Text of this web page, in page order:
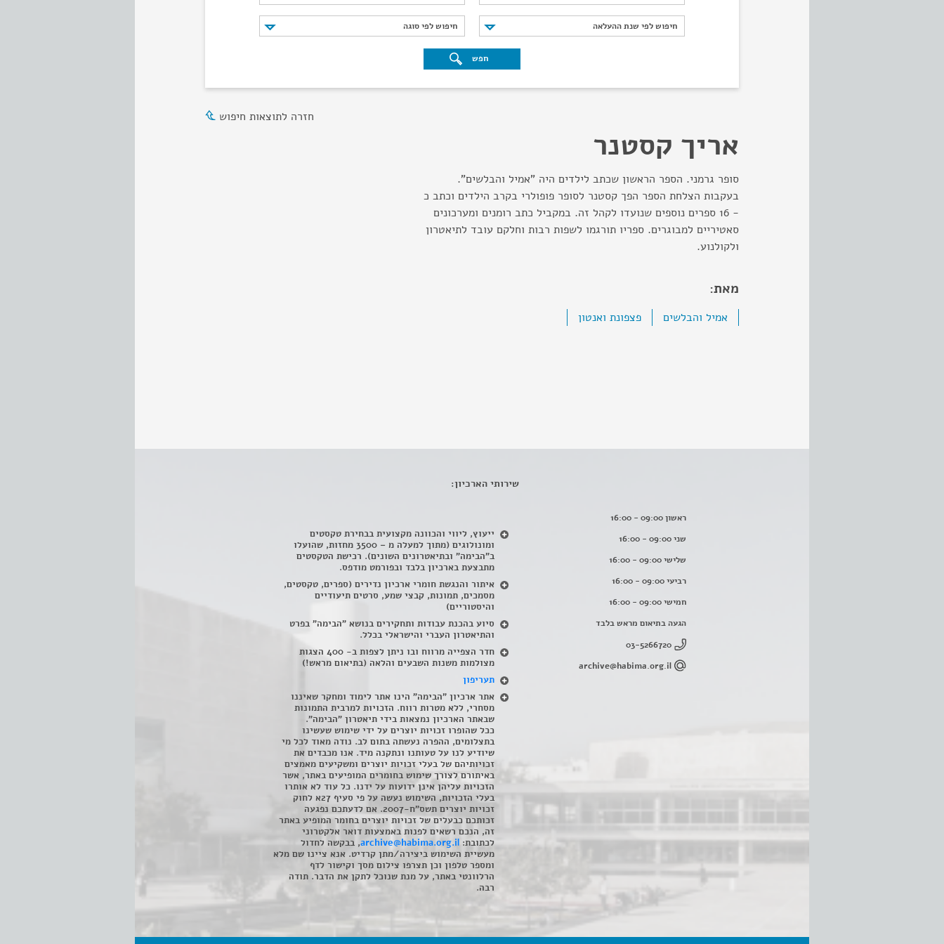
חיפוש לפי שנת ההעלאה
חיפוש לפי שנת ההעלאה חיפוש לפי סוגה
חיפוש לפי סוגה
חפש
חזרה לתוצאות חיפוש
אריך קסטנר
סופר גרמני. הספר הראשון שכתב לילדים היה "אמיל והבלשים".
בעקבות הצלחת הספר הפך קסטנר לסופר פופולרי בקרב הילדים וכתב כ
- 16 ספרים נוספים שנועדו לקהל זה. במקביל כתב רומנים ומערכונים
סאטיריים למבוגרים. ספריו תורגמו לשפות רבות וחלקם עובד לתיאטרון
ולקולנוע.
מאת:
אמיל והבלשים פצפונת ואנטון
ראשון 09:00 - 16:00
שני 09:00 - 16:00
שלישי 09:00 - 16:00
רביעי 09:00 - 16:00
חמישי 09:00 - 16:00
הגעה בתיאום מראש בלבד
03-5266720
archive@habima.org.il
שירותי הארכיון:
ייעוץ, ליווי והכוונה מקצועית בבחירת טקסטים
ומונולוגים (מתוך למעלה מ – 3500 מחזות, שהועלו
ב"הבימה" ובתיאטרונים השונים). רכישת הטקסטים
מתבצעת בארכיון בלבד ובפורמט מודפס.
איתור והנגשת חומרי ארכיון נדירים (ספרים, טקסטים,
מסמכים, תמונות, קבצי שמע, סרטים תיעודיים
והיסטוריים)
סיוע בהכנת עבודות ותחקירים בנושא "הבימה" בפרט
והתיאטרון העברי והישראלי בכלל.
חדר הצפייה מרווח ובו ניתן לצפות ב- 400 הצגות
מצולמות משנות השבעים והלאה (בתיאום מראש!)
תעריפון
אתר ארכיון "הבימה" הינו אתר לימוד ומחקר שאיננו
מסחרי, ללא מטרות רווח. הזכויות למרבית התמונות
שבאתר הארכיון נמצאות בידי תיאטרון "הבימה".
ככל שהופרו זכויות יוצרים על ידי שימוש שעשינו
בתצלומים, ההפרה נעשתה בתום לב. נודה מאוד לכל מי
שיודיע לנו על טעותנו ונתקנה מיד. אנו מכבדים את
זכויותיהם של בעלי זכויות יוצרים ומשקיעים מאמצים
באיתורם לצורך שימוש בחומרים המופיעים באתר, אשר
הזכויות עליהן אינן ידועות על ידנו. כל עוד לא אותרו
בעלי הזכויות, השימוש נעשה על פי סעיף 27א לחוק
זכויות יוצרים תשס"ח-2007. אם לדעתכם נפגעה
זכותכם כבעלים של זכויות יוצרים בחומר המופיע באתר
זה, הנכם רשאים לפנות באמצעות דואר אלקטרוני
לכתובת: archive@habima.org.il, בבקשה לחדול
מעשיית השימוש ביצירה/מתן קרדיט. אנא ציינו שם מלא
ומספר טלפון וכן תצרפו צילום מסך וקישור לדף
הרלוונטי באתר, על מנת שנוכל לתקן את הדבר. תודה
רבה.